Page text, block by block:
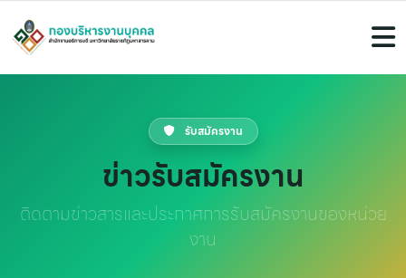
รับสมัครงาน
ข่าวรับสมัครงาน
ติดตามข่าวสารและประกาศการรับสมัครงานของหน่วย
งาน